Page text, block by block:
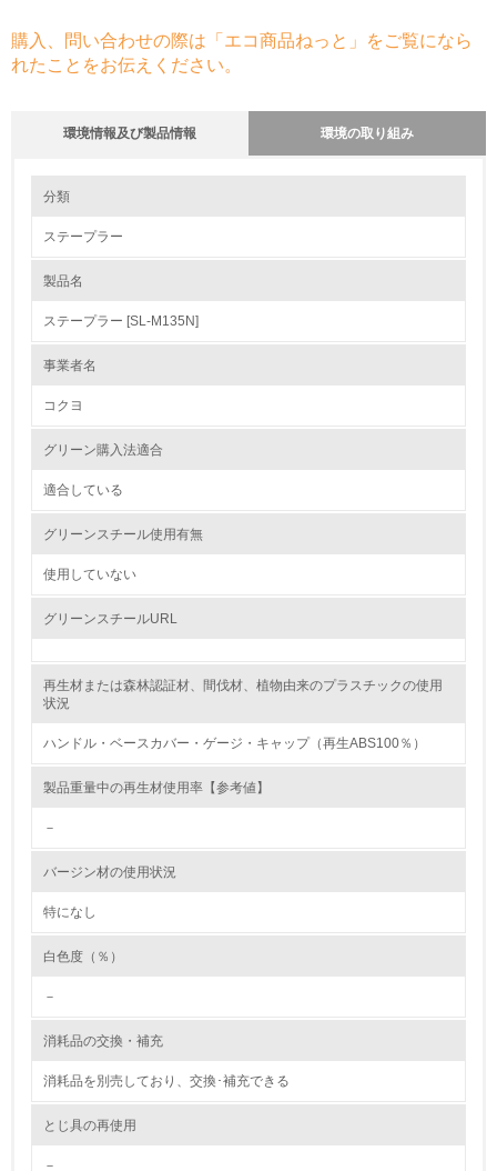
購入、問い合わせの際は「エコ商品ねっと」をご覧になら
れたことをお伝えください。
環境情報及び製品情報 環境の取り組み
1.環境取り組み体制
レベル2
5.
環境取り組み体制と成果を定期的に検証して次の活動に活
境対策を理解し、実践している
環境活動に関する規格やプログラムを導入している
分類
ステープラー
製品名
ステープラー [SL-M135N]
事業者名
コクヨ
グリーン購入法適合
適合している
グリーンスチール使用有無
使用していない
グリーンスチールURL
再生材または森林認証材、間伐材、植物由来のプラスチックの使用
状況
ハンドル・ベースカバー・ゲージ・キャップ（再生ABS100％）
製品重量中の再生材使用率【参考値】
－
バージン材の使用状況
特になし
白色度（％）
－
消耗品の交換・補充
消耗品を別売しており、交換･補充できる
とじ具の再使用
－